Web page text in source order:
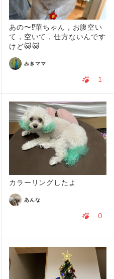
あの〜⁉️華ちゃん，お腹空い
て，空いて，仕方ないんです
けど🐱🐱
みきママ
1
カラーリングしたよ
あんな
0